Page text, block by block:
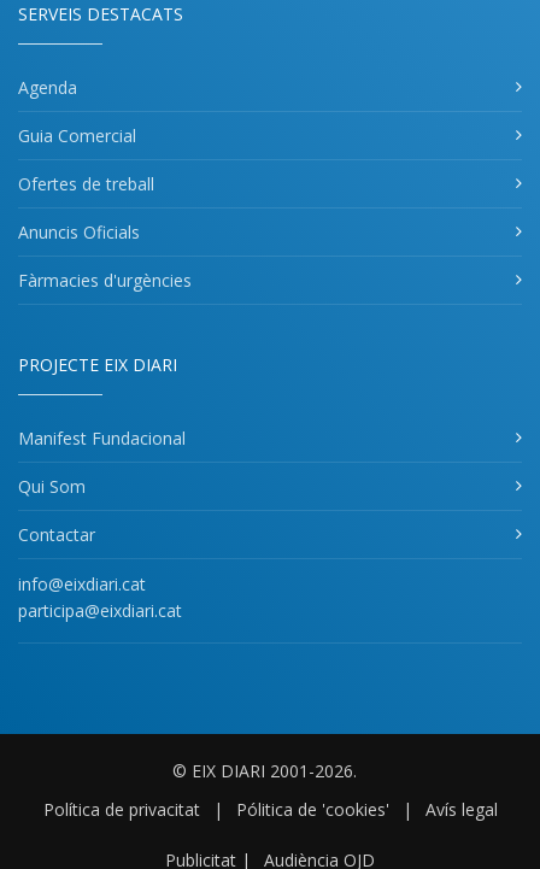
SERVEIS DESTACATS
Agenda
Guia Comercial
Ofertes de treball
Anuncis Oficials
Fàrmacies d'urgències
PROJECTE EIX DIARI
Manifest Fundacional
Qui Som
Contactar
info@eixdiari.cat
participa@eixdiari.cat
© EIX DIARI 2001-2026.
Política de privacitat
| Pólitica de 'cookies' | Avís legal
Publicitat | Audiència OJD